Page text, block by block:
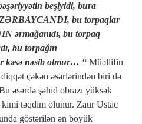
əşəriyyətin beşiyidi, bura
ƏRBAYCANDI, bu torpaqlar
ərmağanıdı, bu torpaq
ı, bu torpağın
r kəsə nəsib olmur… “ Müəllifin
çəkən əsərlərindən biri də
əsərdə şəhid obrazı yüksək
kimi təqdim olunur. Zaur Ustac
göstərilən ən böyük